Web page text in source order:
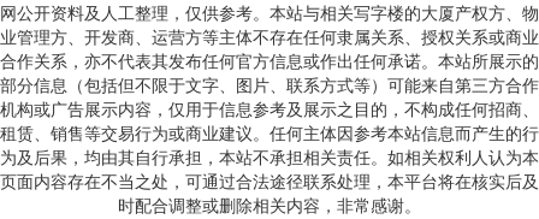
网公开资料及人工整理，仅供参考。本站与相关写字楼的大厦产权方、物
业管理方、开发商、运营方等主体不存在任何隶属关系、授权关系或商业
合作关系，亦不代表其发布任何官方信息或作出任何承诺。本站所展示的
部分信息（包括但不限于文字、图片、联系方式等）可能来自第三方合作
机构或广告展示内容，仅用于信息参考及展示之目的，不构成任何招商、
租赁、销售等交易行为或商业建议。任何主体因参考本站信息而产生的行
为及后果，均由其自行承担，本站不承担相关责任。如相关权利人认为本
页面内容存在不当之处，可通过合法途径联系处理，本平台将在核实后及
时配合调整或删除相关内容，非常感谢。